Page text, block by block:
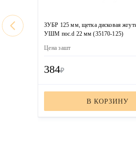
ЗУБР 125 мм, щетка дисковая
УШМ пос.d 22 мм (35170-125)
Цена зашт
384₽
В КОРЗИНУ